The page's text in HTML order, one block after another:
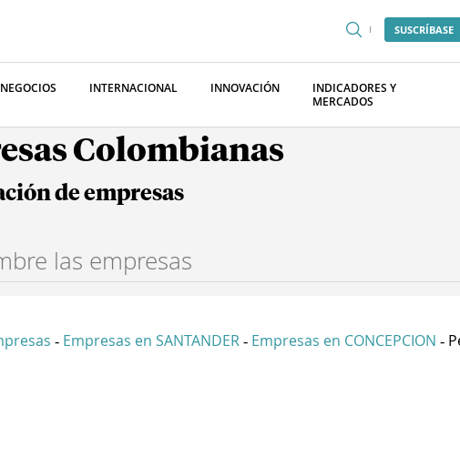
SUSCRÍBASE
NEGOCIOS INTERNACIONAL INNOVACIÓN
INDICADORES Y
MERCADOS
Colombianas
de empresas
- Empresas en SANTANDER - Empresas en CONCEPCION -